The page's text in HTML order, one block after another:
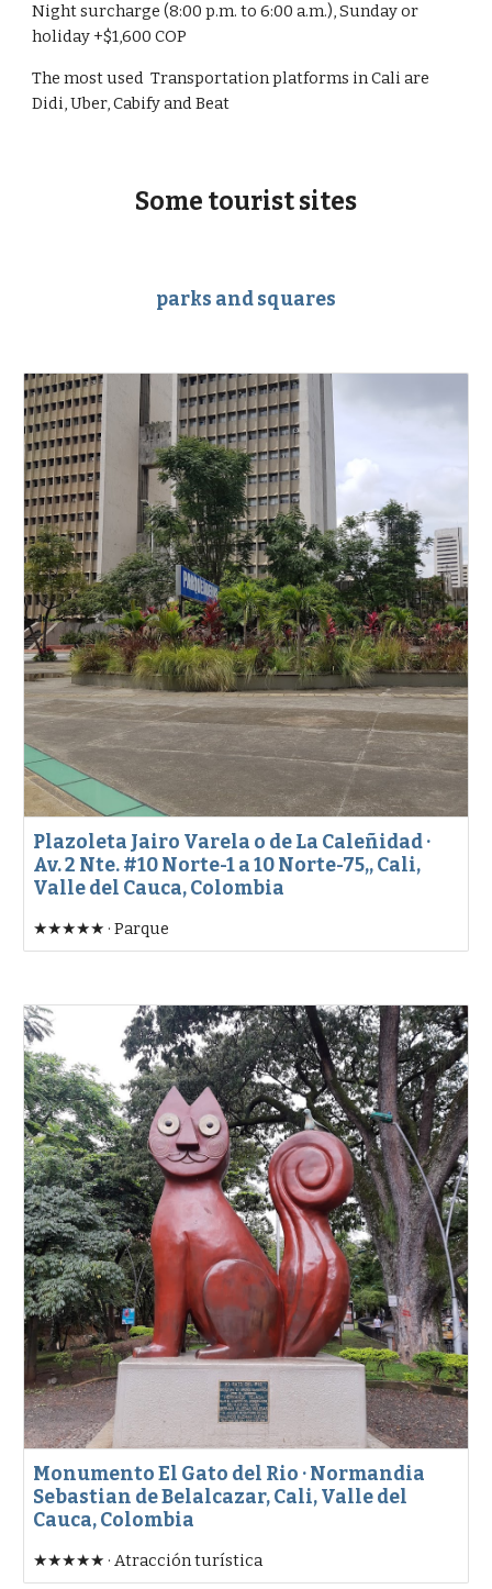
Night surcharge (8:00 p.m. to 6:00 a.m.), Sunday or
holiday +$1,600 COP
The most used Transportation platforms in Cali are
Didi, Uber, Cabify and Beat
Some tourist sites
parks and squares
Plazoleta Jairo Varela o de La Caleñidad ·
Av. 2 Nte. #10 Norte-1 a 10 Norte-75,, Cali,
Valle del Cauca, Colombia
★★★★★ · Parque
Monumento El Gato del Rio · Normandia
Sebastian de Belalcazar, Cali, Valle del
Cauca, Colombia
★★★★★ · Atracción turística